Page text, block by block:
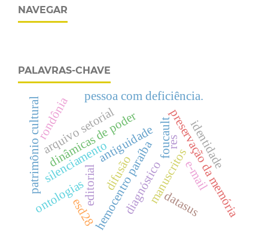
NAVEGAR
PALAVRAS-CHAVE
hemocentro paraíba
editorial manuscritos
silenciamento preservação da memória
dinâmicas de poder foucault
antiguidade
ontologias
arquivo setorial
diagnóstico
identidade
difusão e-mail
res
esd28 datasus
rondônia
patrimônio cultural
pessoa com deficiência.